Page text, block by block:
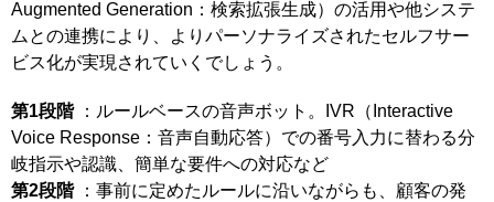
Augmented Generation：検索拡張生成）の活用や他システ
ムとの連携により、よりパーソナライズされたセルフサー
ビス化が実現されていくでしょう。
第1段階 ：ルールベースの音声ボット。IVR（Interactive
Voice Response：音声自動応答）での番号入力に替わる分
岐指示や認識、簡単な要件への対応など
第2段階 ：事前に定めたルールに沿いながらも、顧客の発